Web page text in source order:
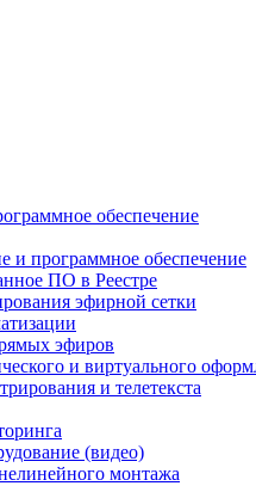
обеспечение
и программное обеспечение
ПО в Реестре
эфирной сетки
эфиров
и виртуального
и телетекста
(видео)
монтажа